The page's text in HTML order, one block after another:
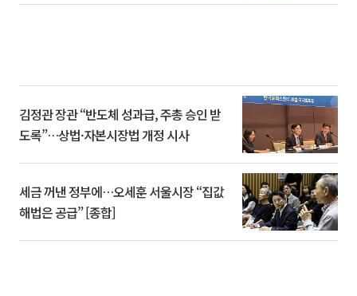
김정관 장관 “반도체 성과급, 주총 승인 받
도록”…상법·자본시장법 개정 시사
세금 꺼낸 정부에…오세훈 서울시장 “집값
해법은 공급” [종합]